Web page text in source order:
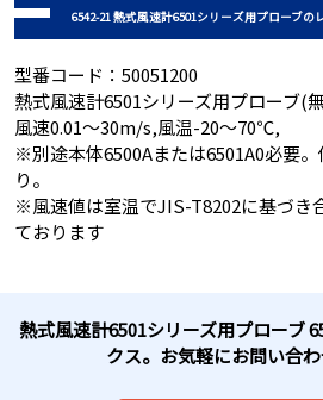
6542-21 熱式風速計6501シリーズ用プローブの
型番コード：50051200
熱式風速計6501シリーズ用プローブ(
風速0.01～30m/s,風温-20～70℃,
※別途本体6500Aまたは6501A0必要
り。
※風速値は室温でJIS-T8202に基づき
ております
熱式風速計6501シリーズ用プローブ
クス。お気軽にお問い合わ